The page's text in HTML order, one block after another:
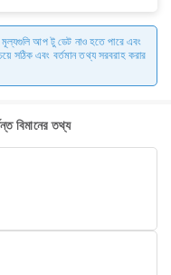
আপ টু ডেট নাও হতে পারে এবং
সঠিক এবং বর্তমান তথ্য সরবরাহ করার
বিমানের তথ্য